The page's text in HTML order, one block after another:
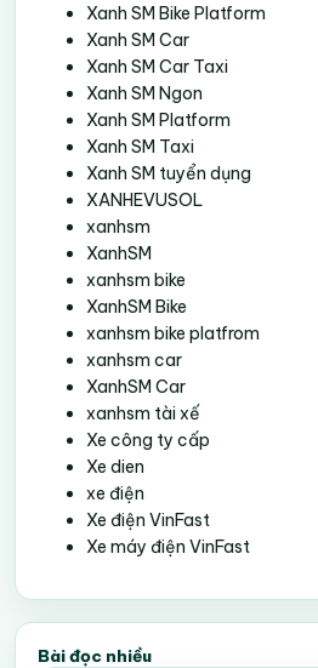
Xanh SM Bike Platform
Xanh SM Car
Xanh SM Car Taxi
Xanh SM Ngon
Xanh SM Platform
Xanh SM Taxi
Xanh SM tuyển dụng
XANHEVUSOL
xanhsm
XanhSM
xanhsm bike
XanhSM Bike
xanhsm bike platfrom
xanhsm car
XanhSM Car
xanhsm tài xế
Xe công ty cấp
Xe dien
xe điện
Xe điện VinFast
Xe máy điện VinFast
Bài đọc nhiều